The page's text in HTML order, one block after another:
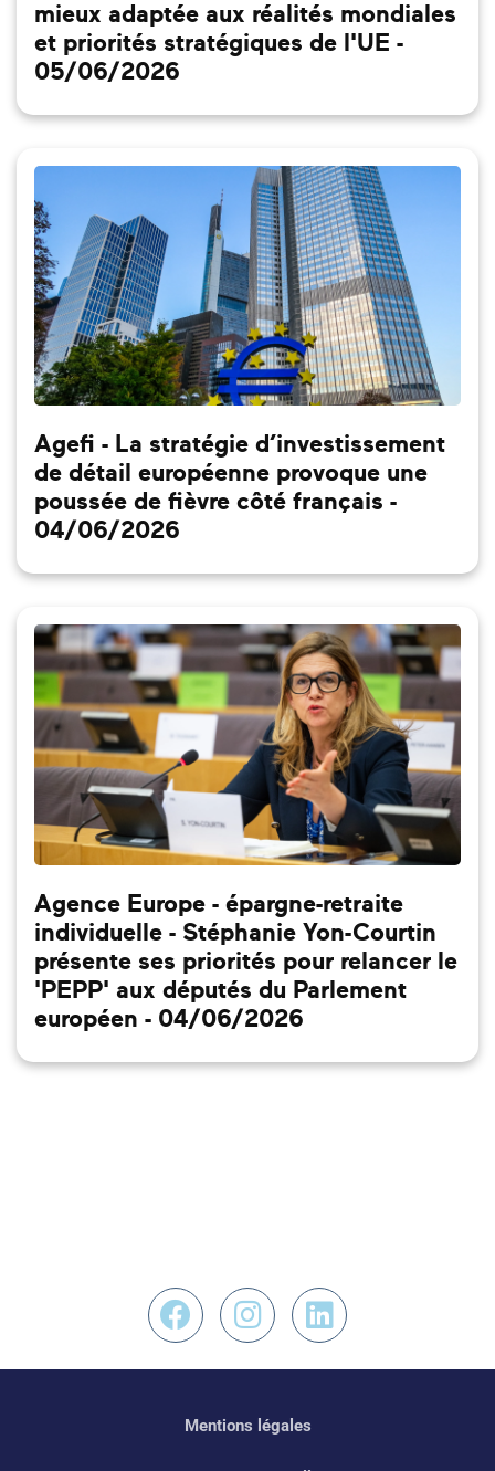
mieux adaptée aux réalités mondiales
et priorités stratégiques de l'UE -
05/06/2026
Agefi - La stratégie d’investissement
de détail européenne provoque une
poussée de fièvre côté français -
04/06/2026
Agence Europe - épargne-retraite
individuelle - Stéphanie Yon-Courtin
présente ses priorités pour relancer le
'PEPP' aux députés du Parlement
européen - 04/06/2026
Nous retrouver sur
Nous retrouver
Nous
Mentions légales